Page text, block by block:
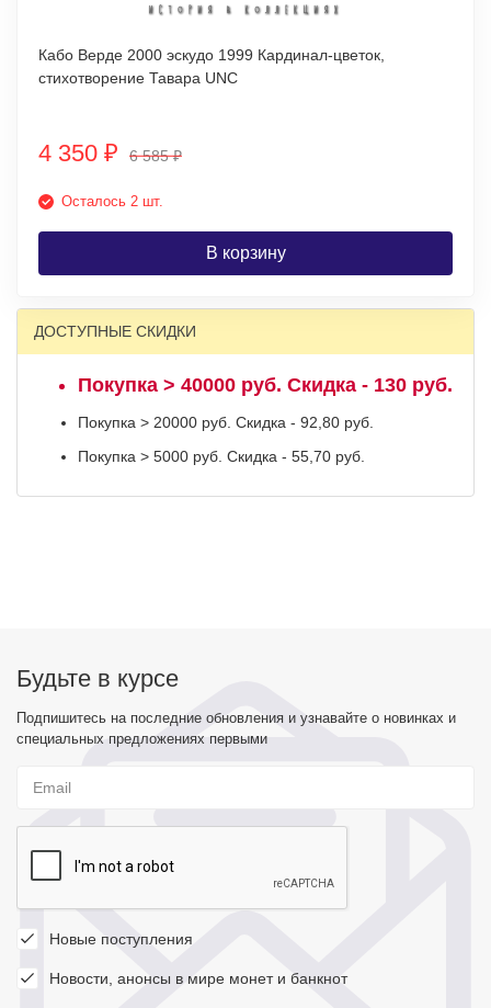
Кабо Верде 2000 эскудо 1999 Кардинал-цветок,
стихотворение Тавара UNC
4 350 ₽ 6 585₽
Осталось 2 шт.
В корзину
ДОСТУПНЫЕ СКИДКИ
Покупка > 40000 руб. Скидка - 130 руб.
Покупка > 20000 руб. Скидка - 92,80 руб.
Покупка > 5000 руб. Скидка - 55,70 руб.
Будьте в курсе
Подпишитесь на последние обновления и узнавайте о новинках и
специальных предложениях первыми
Новые поступления
Новости, анонсы в мире монет и банкнот